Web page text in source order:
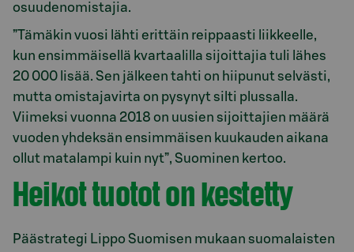
osuudenomistajia.
”Tämäkin vuosi lähti erittäin reippaasti liikkeelle,
kun ensimmäisellä kvartaalilla sijoittajia tuli lähes
20 000 lisää. Sen jälkeen tahti on hiipunut selvästi,
mutta omistajavirta on pysynyt silti plussalla.
Viimeksi vuonna 2018 on uusien sijoittajien määrä
vuoden yhdeksän ensimmäisen kuukauden aikana
ollut matalampi kuin nyt”, Suominen kertoo.
Heikot tuotot on kestetty
Päästrategi Lippo Suomisen mukaan suomalaisten